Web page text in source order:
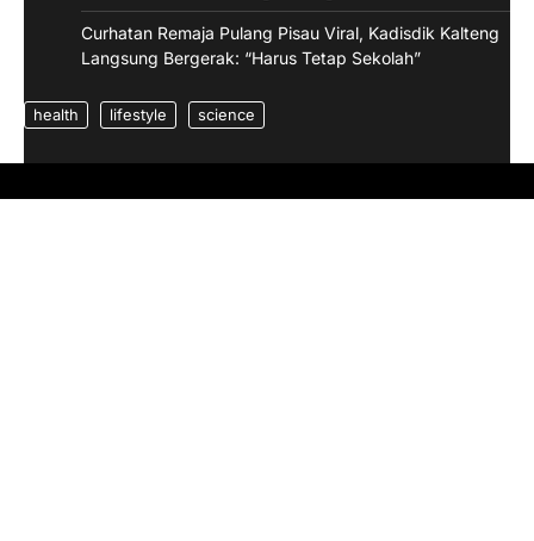
Curhatan Remaja Pulang Pisau Viral, Kadisdik Kalteng
Langsung Bergerak: “Harus Tetap Sekolah”
health lifestyle science